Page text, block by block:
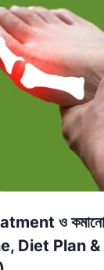
ও
Diet Plan